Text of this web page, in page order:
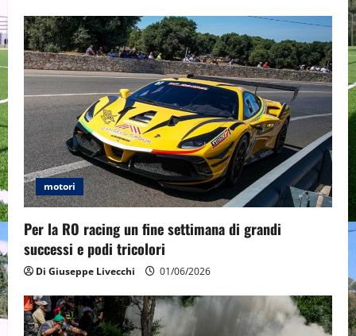
motori
Per la RO racing un fine settimana di grandi
successi e podi tricolori
Di Giuseppe Livecchi 01/06/2026